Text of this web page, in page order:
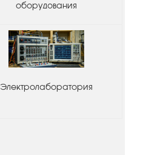
оборудования
Электролаборатория